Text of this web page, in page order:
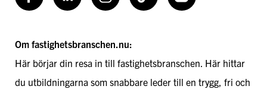
FacebookLinkedInInstagramTikToK Youtube
Om fastighetsbranschen.nu:
Här börjar din resa in till fastighetsbranschen. Här hittar
du utbildningarna som snabbare leder till en trygg, fri och